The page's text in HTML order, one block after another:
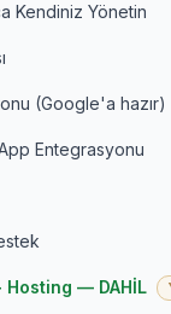
Kendiniz Yönetin
(Google'a hazır)
Entegrasyonu
Hosting — DAHİL